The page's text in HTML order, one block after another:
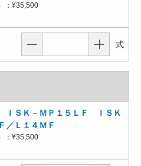
： ¥35,500
式
ＩＳＫ－ＭＰ１５ＬＦ ＩＳＫ
／Ｌ１４ＭＦ
： ¥35,500